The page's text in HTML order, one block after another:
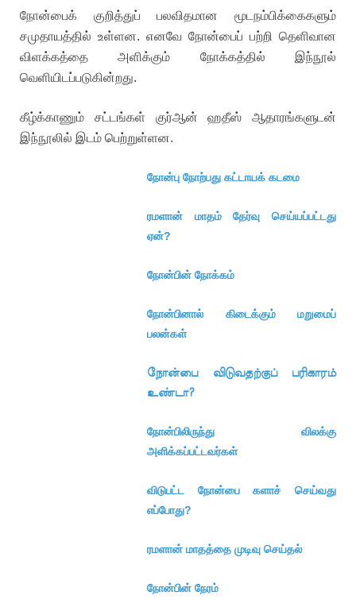
நோன்பைக் குறித்துப் பலவிதமான மூடநம்பிக்கைகளும்
சமுதாயத்தில் உள்ளன. எனவே நோன்பைப் பற்றி தெளிவான
விளக்கத்தை அளிக்கும் நோக்கத்தில் இந்நூல்
வெளியிடப்படுகின்றது.
கீழ்க்காணும் சட்டங்கள் குர்ஆன் ஹதீஸ் ஆதாரங்களுடன்
இந்நூலில் இடம் பெற்றுள்ளன.
நோன்பு நோற்பது கட்டாயக் கடமை
ரமளான் மாதம் தேர்வு செய்யப்பட்டது
ஏன்?
நோன்பின் நோக்கம்
நோன்பினால் கிடைக்கும் மறுமைப்
பலன்கள்
நோன்பை விடுவதற்குப் பரிகாரம்
உண்டா?
நோன்பிலிருந்து விலக்கு
அளிக்கப்பட்டவர்கள்
விடுபட்ட நோன்பை களாச் செய்வது
எப்போது?
ரமளான் மாதத்தை முடிவு செய்தல்
நோன்பின் நேரம்